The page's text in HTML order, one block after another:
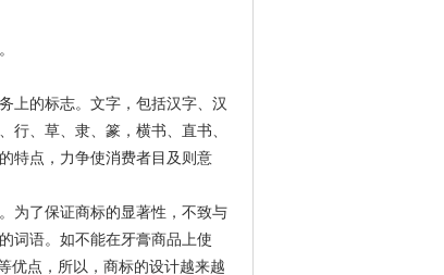
上的标志。文字，包括汉字、汉
行、草、隶、篆，横书、直书、
特点，力争使消费者目及则意
为了保证商标的显著性，不致与
词语。如不能在牙膏商品上使
优点，所以，商标的设计越来越